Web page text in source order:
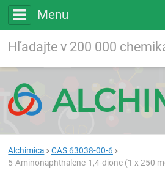
Menu
Vyhľadávanie
Alchimica
CAS 63038-00-6
5-Aminonaphthalene-1,4-dione (1 x 250